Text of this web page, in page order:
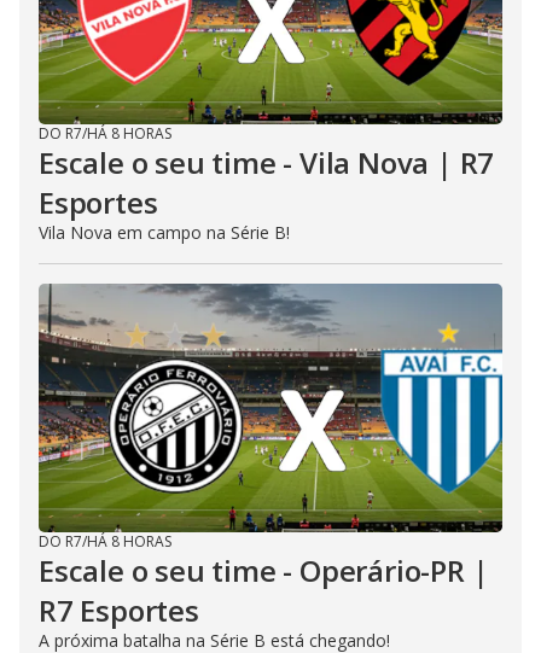
DO R7/HÁ 8 HORAS
Escale o seu time - Vila Nova | R7
Esportes
Vila Nova em campo na Série B!
DO R7/HÁ 8 HORAS
Escale o seu time - Operário-PR |
R7 Esportes
A próxima batalha na Série B está chegando!